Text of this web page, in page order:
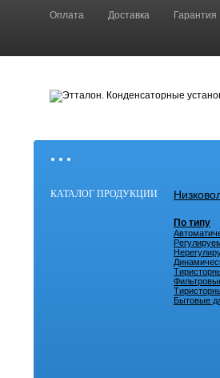
Оплата Доставка Гарантия
• • •
КАТАЛОГ ПРОДУКЦИИ
По типу
Бытовые